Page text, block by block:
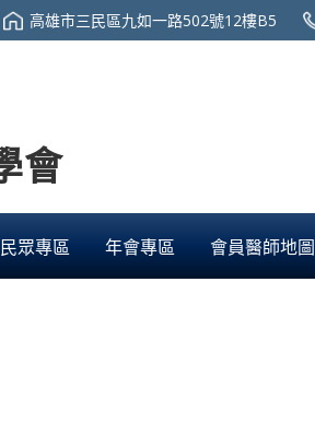
高雄市三民區九如一路502號12樓B5
民眾專區 年會專區 會員醫師地圖